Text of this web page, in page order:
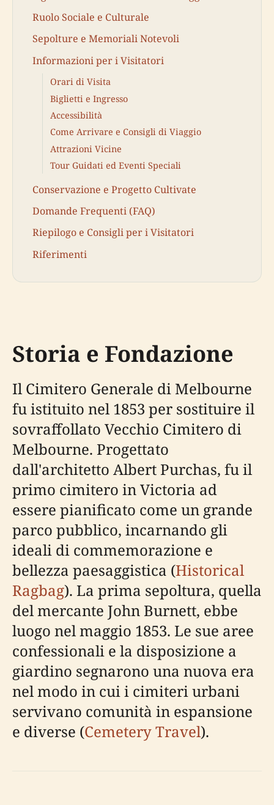
Ruolo Sociale e Culturale
Sepolture e Memoriali Notevoli
Informazioni per i Visitatori
Orari di Visita
Biglietti e Ingresso
Accessibilità
Come Arrivare e Consigli di Viaggio
Attrazioni Vicine
Tour Guidati ed Eventi Speciali
Conservazione e Progetto Cultivate
Domande Frequenti (FAQ)
Riepilogo e Consigli per i Visitatori
Riferimenti
Storia e Fondazione
Il Cimitero Generale di Melbourne
fu istituito nel 1853 per sostituire il
sovraffollato Vecchio Cimitero di
Melbourne. Progettato
dall'architetto Albert Purchas, fu il
primo cimitero in Victoria ad
essere pianificato come un grande
parco pubblico, incarnando gli
ideali di commemorazione e
bellezza paesaggistica (Historical
Ragbag). La prima sepoltura, quella
del mercante John Burnett, ebbe
luogo nel maggio 1853. Le sue aree
confessionali e la disposizione a
giardino segnarono una nuova era
nel modo in cui i cimiteri urbani
servivano comunità in espansione
e diverse (Cemetery Travel).